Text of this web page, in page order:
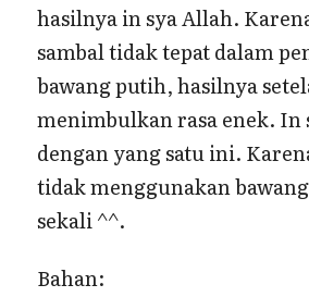
hasilnya in sya Allah.
sambal tidak tepat dalam
bawang putih, hasilnya
menimbulkan rasa enek. In
dengan yang satu ini.
tidak menggunakan
sekali ^^.
Bahan: